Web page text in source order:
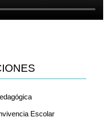
Escolar